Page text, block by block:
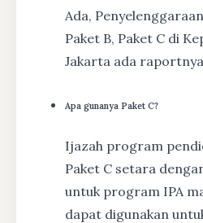
Ada,
Paket B, Paket C di
Jakarta ada
Apa gunanya Paket C?
Ijazah program
Paket C setara
untuk program IPA
dapat digunakan